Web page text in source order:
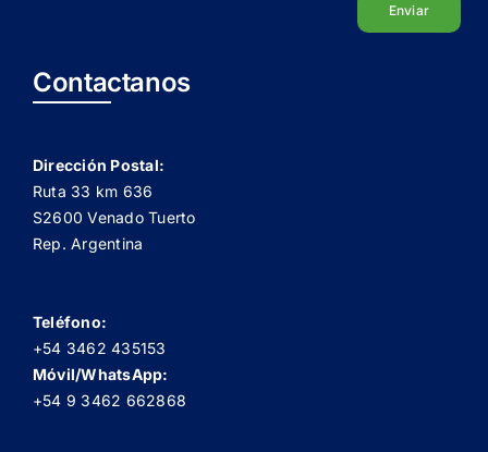
Enviar
Contactanos
Dirección Postal:
Ruta 33 km 636
S2600 Venado Tuerto
Rep. Argentina
Teléfono:
+54 3462 435153
Móvil/WhatsApp:
+54 9 3462 662868